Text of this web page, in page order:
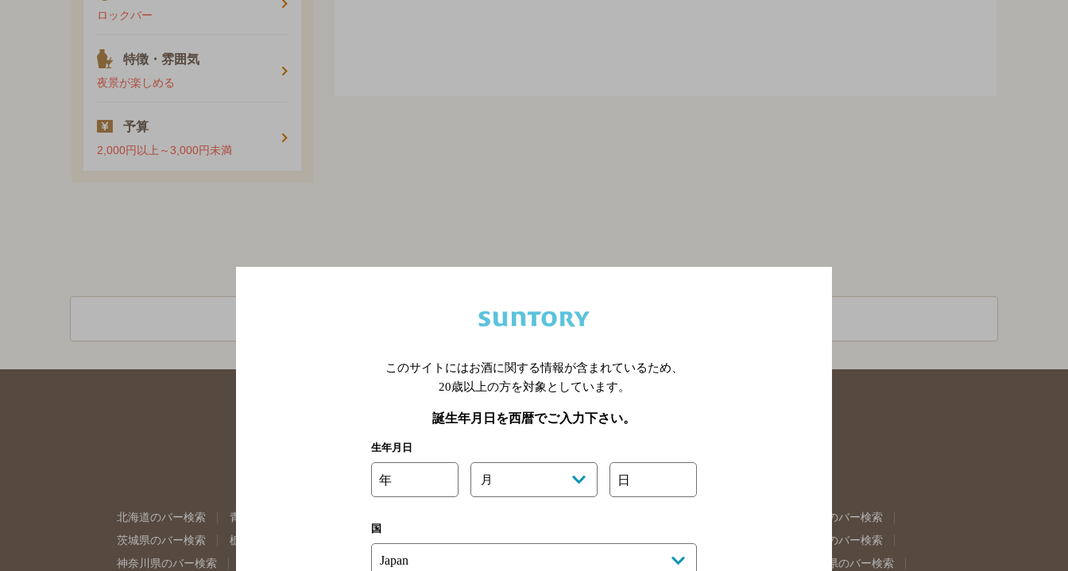
ロックバー
特徴・雰囲気
夜景が楽しめる
予算
2,000円以上～3,000円未満
関連ページ
北海道のバー検索 青森県のバー検索
福島県のバー検索
茨城県のバー検索
栃木県のバー検索
東京都のバー検索
神奈川県のバー検索
埼玉県のバー検索
岐阜県のバー検索
このサイトにはお酒に関する情報が含まれているため、
20歳以上の方を対象としています。
誕生年月日を西暦でご入力下さい。
生年月日
年 月 日
国